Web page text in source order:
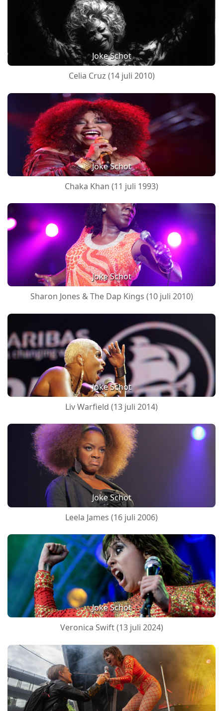
Joke Schot
Celia Cruz (14 juli 2010)
Joke Schot
Chaka Khan (11 juli 1993)
Joke Schot
Sharon Jones & The Dap Kings (10 juli 2010)
Joke Schot
Liv Warfield (13 juli 2014)
Joke Schot
Leela James (16 juli 2006)
Joke Schot
Veronica Swift (13 juli 2024)